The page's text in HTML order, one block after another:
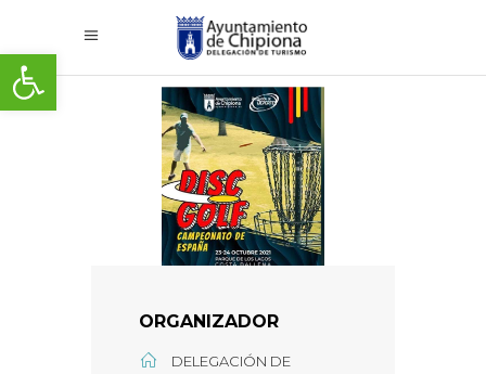
Abrir barra de herramientas
ORGANIZADOR
DELEGACIÓN DE